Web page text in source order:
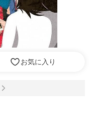
お気に入り